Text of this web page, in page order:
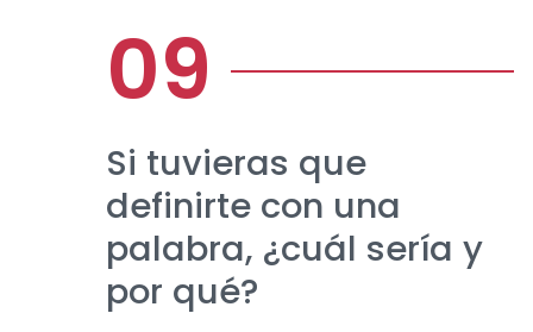
Si tuvieras que
definirte con una
palabra, ¿cuál sería y
por qué?